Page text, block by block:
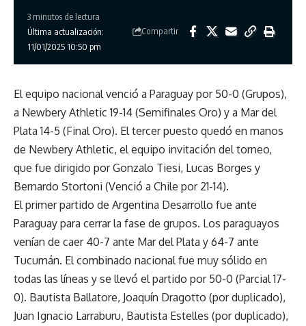
Última actualización:
11/01/2025 10:50 pm
3 minutos de lectura
Compartir
El equipo nacional venció a Paraguay por 50-0 (Grupos),
a Newbery Athletic 19-14 (Semifinales Oro) y a Mar del
Plata 14-5 (Final Oro). El tercer puesto quedó en manos
de Newbery Athletic, el equipo invitación del torneo,
que fue dirigido por Gonzalo Tiesi, Lucas Borges y
Bernardo Stortoni (Venció a Chile por 21-14).
El primer partido de Argentina Desarrollo fue ante
Paraguay para cerrar la fase de grupos. Los paraguayos
venían de caer 40-7 ante Mar del Plata y 64-7 ante
Tucumán. El combinado nacional fue muy sólido en
todas las líneas y se llevó el partido por 50-0 (Parcial 17-
0). Bautista Ballatore, Joaquín Dragotto (por duplicado),
Juan Ignacio Larraburu, Bautista Estelles (por duplicado),